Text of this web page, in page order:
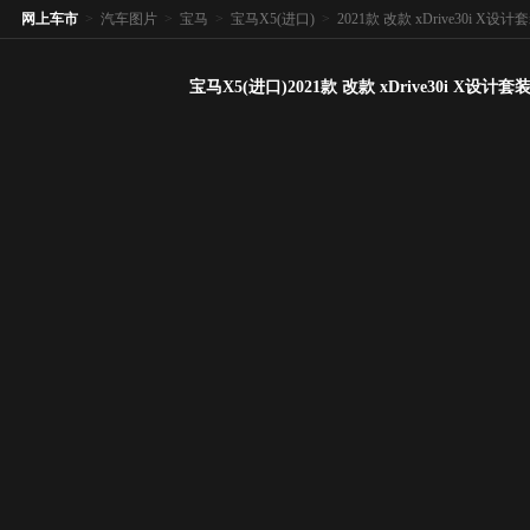
网上车市 > 汽车图片 > 宝马 > 宝马X5(进口) > 2021款 改款 xDrive30i X设计
宝马X5(进口)2021款 改款 xDrive30i X设计套装